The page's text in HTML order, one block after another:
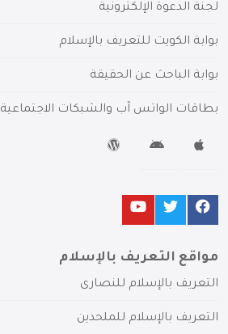
لجنة الدعوة الإلكترونية
بوابة الكويت للتعريف بالإسلام
بوابة الباحث عن الحقيقة
بطاقات الواتس آب والشبكات الاجتماعية
مواقع التعريف بالإسلام
التعريف بالإسلام للنصارى
التعريف بالإسلام للملحدين